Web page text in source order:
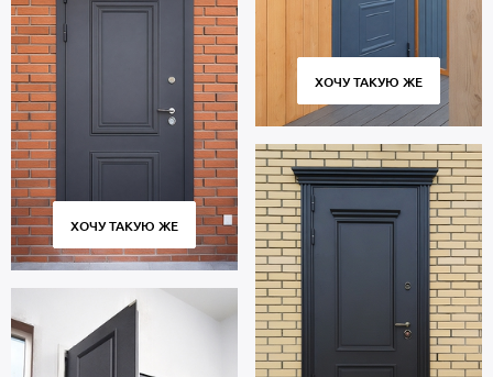
ХОЧУ ТАКУЮ ЖЕ
ХОЧУ ТАКУЮ ЖЕ